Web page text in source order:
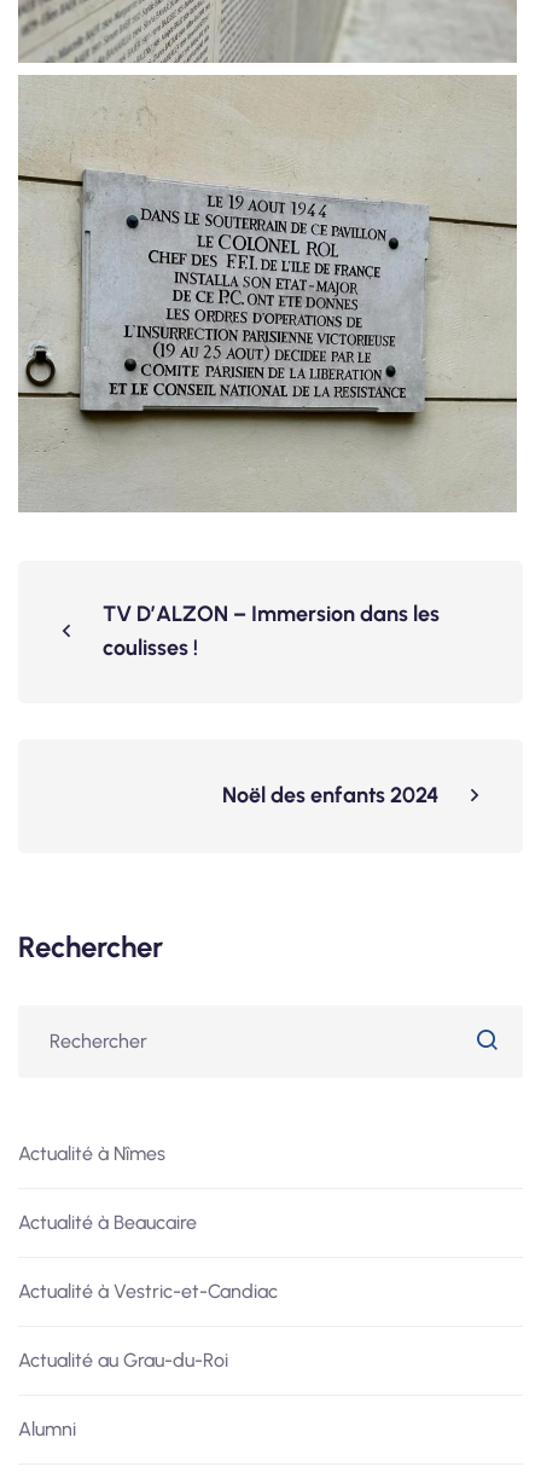
TV D’ALZON – Immersion dans les
coulisses !
Noël des enfants 2024
Rechercher
Actualité à Nîmes
Actualité à Beaucaire
Actualité à Vestric-et-Candiac
Actualité au Grau-du-Roi
Alumni